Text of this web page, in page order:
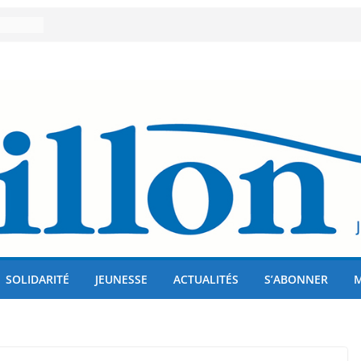
!
SOLIDARITÉ JEUNESSE ACTUALITÉS S’ABONNER